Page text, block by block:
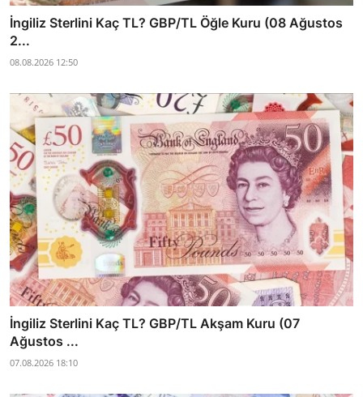
İngiliz Sterlini Kaç TL? GBP/TL Öğle Kuru (08 Ağustos
2...
08.08.2026 12:50
İngiliz Sterlini Kaç TL? GBP/TL Akşam Kuru (07
Ağustos ...
07.08.2026 18:10